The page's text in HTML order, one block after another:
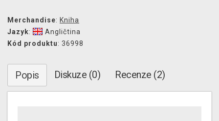
Merchandise: Kniha
Jazyk:
Angličtina
Kód produktu: 36998
Popis Diskuze (0) Recenze (2)